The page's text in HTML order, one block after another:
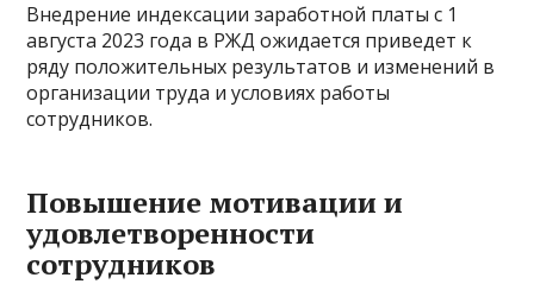
Внедрение индексации заработной платы с 1
августа 2023 года в РЖД ожидается приведет к
ряду положительных результатов и изменений в
организации труда и условиях работы
сотрудников.
Повышение мотивации и
удовлетворенности
сотрудников